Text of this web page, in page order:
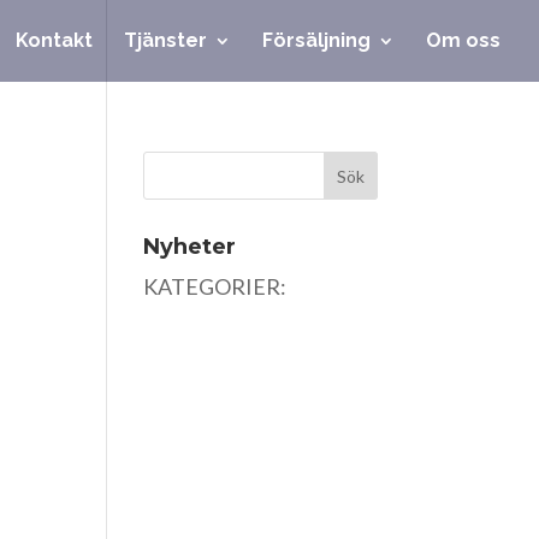
Kontakt Tjänster Försäljning Om oss
Nyheter
KATEGORIER: